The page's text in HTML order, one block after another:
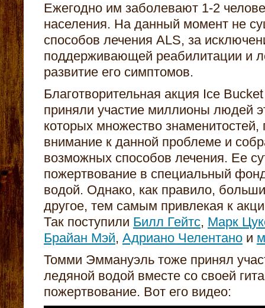
Ежегодно им заболевают 1-2
населения. На данный момент не
способов лечения ALS, за
поддерживающей реабилитации и
развитие его симптомов.
Благотворительная акция Ice
приняли участие миллионы людей
которых множество знаменитостей,
внимание к данной проблеме и
возможных способов лечения. Ее
пожертвование в специальный
водой. Однако, как правило,
другое, тем самым привлекая к
Так поступили Билл Гейтс, Марк
Брайан Мэй, Адриано Челентано и
Томми Эммануэль тоже принял
ледяной водой вместе со своей
пожертвование. Вот его видео: